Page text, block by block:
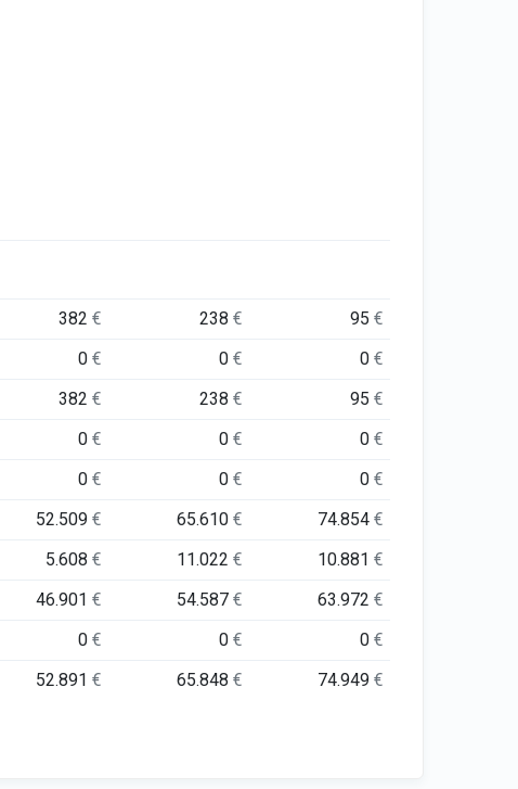
382€ 238€ 95€
0€ 0€ 0€
382€ 238€ 95€
0€ 0€ 0€
0€ 0€ 0€
52.509€ 65.610€ 74.854€
5.608€ 11.022€ 10.881€
46.901€ 54.587€ 63.972€
0€ 0€ 0€
52.891€ 65.848€ 74.949€